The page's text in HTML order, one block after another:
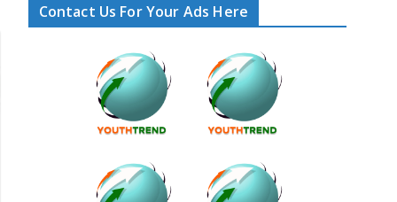
Contact Us For Your Ads Here